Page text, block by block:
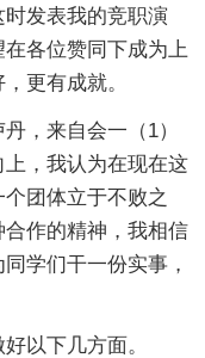
发表我的竞职演
各位赞同下成为上
更有成就。
，来自会一（1）
，我认为在现在这
团体立于不败之
作的精神，我相信
学们干一份实事，
以下几方面。